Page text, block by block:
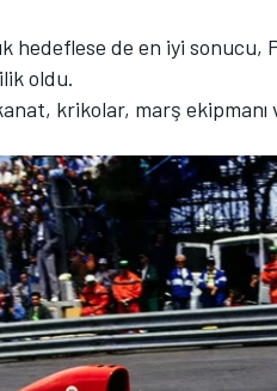
hedeflese de en iyi sonucu,
oldu.
krikolar, marş ekipmanı